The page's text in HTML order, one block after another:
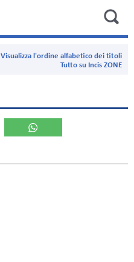
Visualizza l'ordine alfabetico dei titoli
Tutto su Incis ZONE